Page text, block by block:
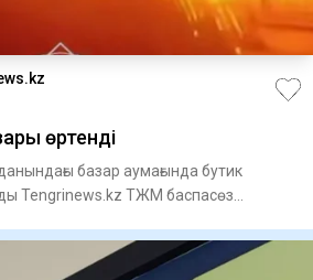
өртенді
базар аумағында бутик
Tengrinews.kz ТЖМ баспасөз